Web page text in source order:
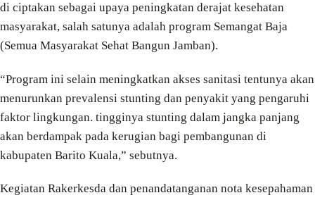
di ciptakan sebagai upaya peningkatan derajat kesehatan
masyarakat, salah satunya adalah program Semangat Baja
(Semua Masyarakat Sehat Bangun Jamban).
“Program ini selain meningkatkan akses sanitasi tentunya akan
menurunkan prevalensi stunting dan penyakit yang pengaruhi
faktor lingkungan. tingginya stunting dalam jangka panjang
akan berdampak pada kerugian bagi pembangunan di
kabupaten Barito Kuala,” sebutnya.
Kegiatan Rakerkesda dan penandatanganan nota kesepahaman